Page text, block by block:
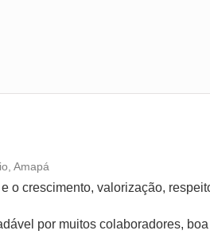
Conciliação com a vida familiar
Benefícios
Amapá
o crescimento, valorização,
por muitos colaboradores,